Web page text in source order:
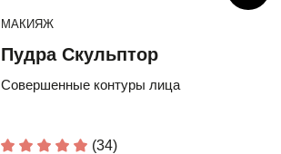
МАКИЯЖ
Пудра Скульптор
Совершенные контуры лица
(34)